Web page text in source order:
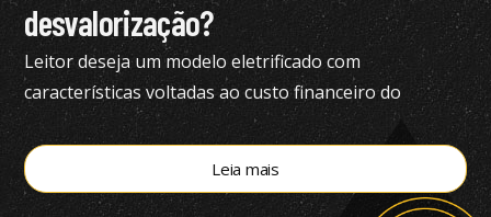
desvalorização?
Leitor deseja um modelo eletrificado com
características voltadas ao custo financeiro do
produto e pediu nossa análise completa
Leia mais